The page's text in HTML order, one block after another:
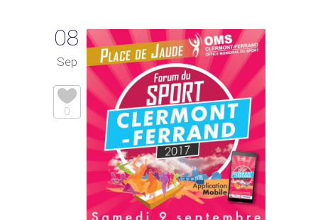
08
Sep
0